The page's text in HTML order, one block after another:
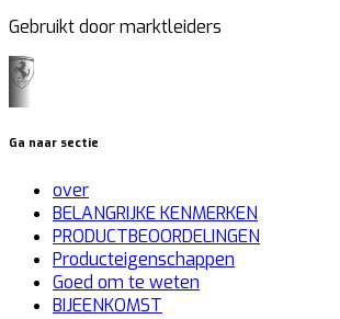
Gebruikt door marktleiders
Ga naar sectie
over
BELANGRIJKE KENMERKEN
PRODUCTBEOORDELINGEN
Producteigenschappen
Goed om te weten
BIJEENKOMST